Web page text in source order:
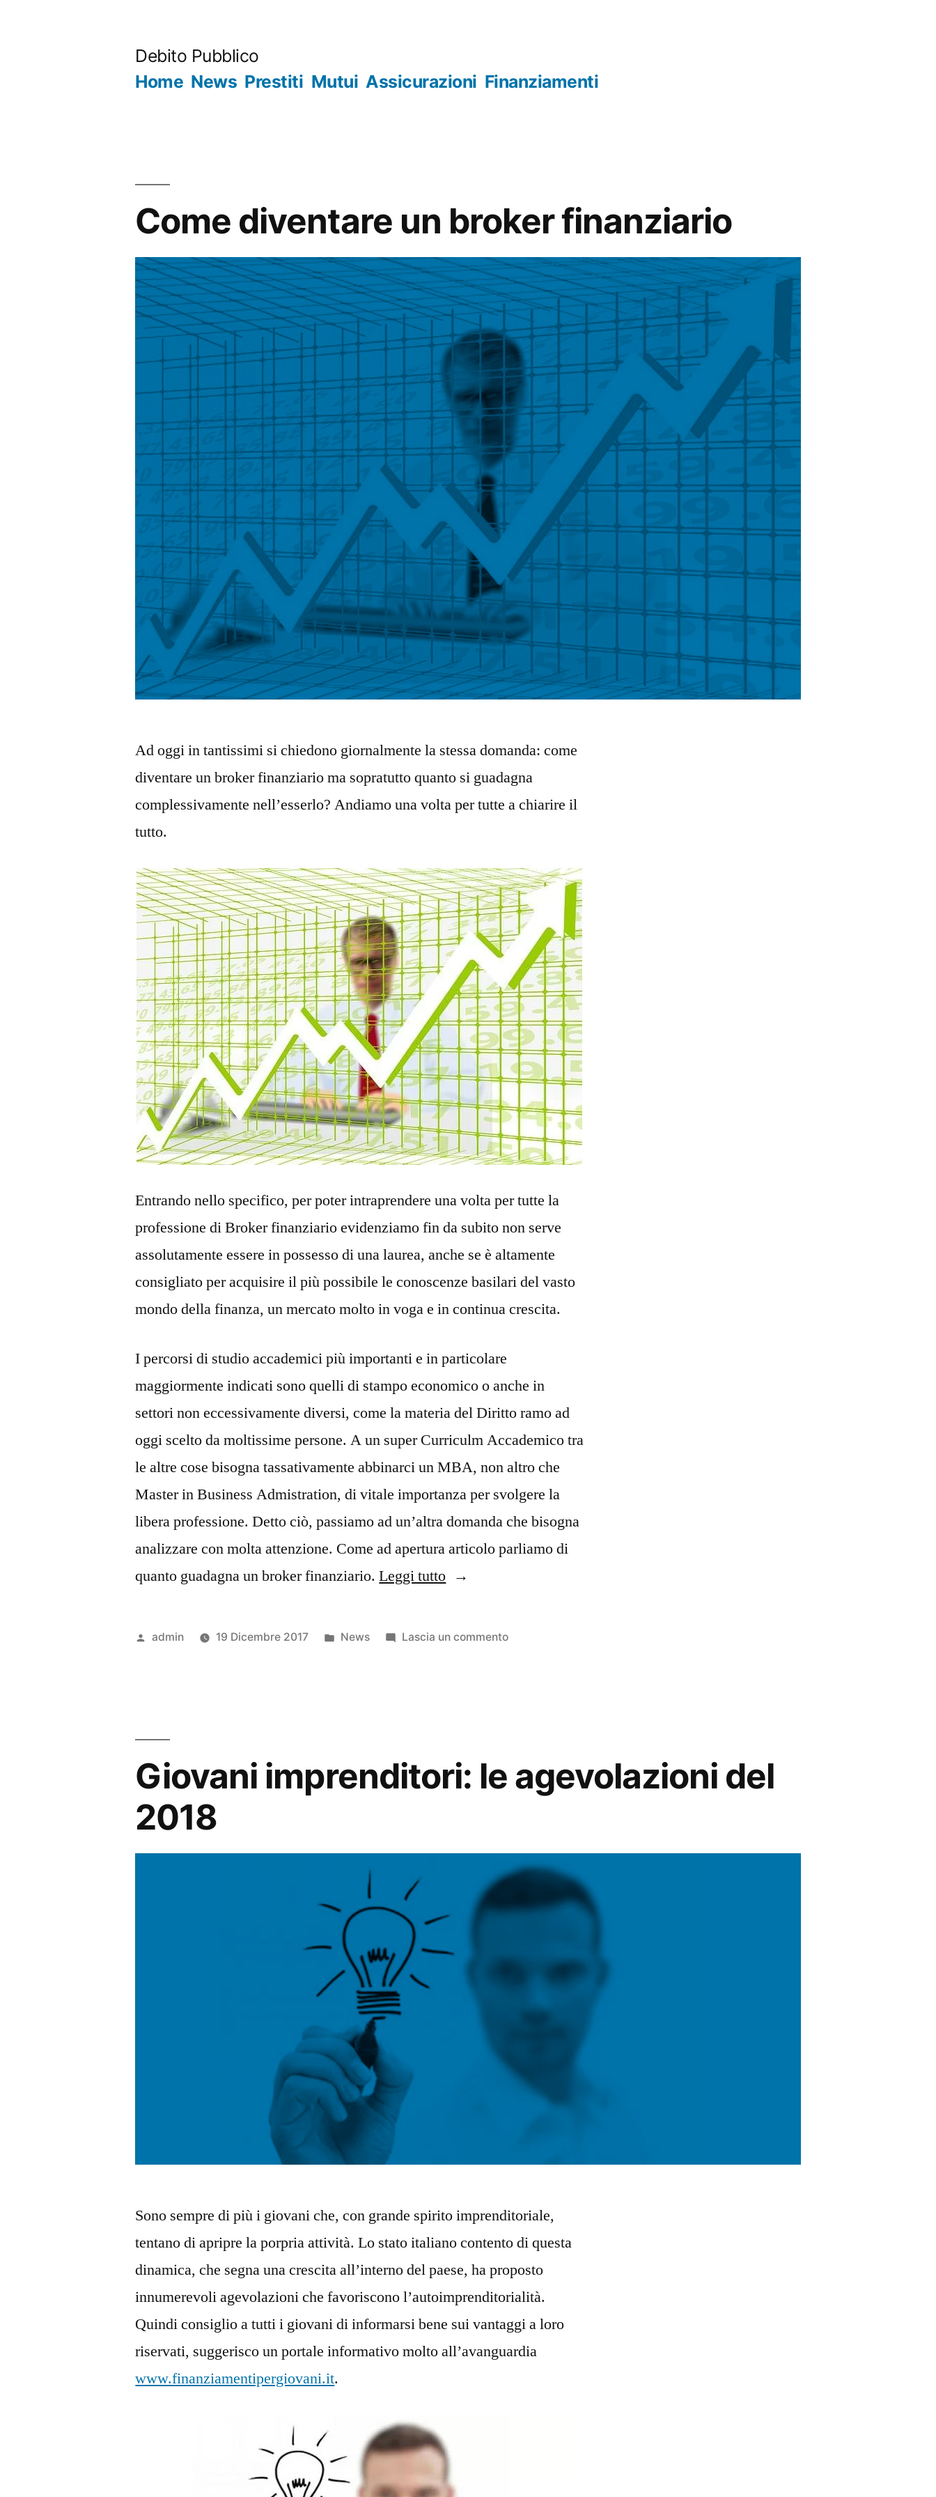
Debito Pubblico
Home News Prestiti Mutui Assicurazioni Finanziamenti
Come diventare un broker finanziario
Ad oggi in tantissimi si chiedono giornalmente la stessa domanda: come
diventare un broker finanziario ma sopratutto quanto si guadagna
complessivamente nell’esserlo? Andiamo una volta per tutte a chiarire il
tutto.
Entrando nello specifico, per poter intraprendere una volta per tutte la
professione di Broker finanziario evidenziamo fin da subito non serve
assolutamente essere in possesso di una laurea, anche se è altamente
consigliato per acquisire il più possibile le conoscenze basilari del vasto
mondo della finanza, un mercato molto in voga e in continua crescita.
I percorsi di studio accademici più importanti e in particolare
maggiormente indicati sono quelli di stampo economico o anche in
settori non eccessivamente diversi, come la materia del Diritto ramo ad
oggi scelto da moltissime persone. A un super Curriculm Accademico tra
le altre cose bisogna tassativamente abbinarci un MBA, non altro che
Master in Business Admistration, di vitale importanza per svolgere la
libera professione. Detto ciò, passiamo ad un’altra domanda che bisogna
analizzare con molta attenzione. Come ad apertura articolo parliamo di
quanto guadagna un broker finanziario.Leggi tutto“Come
un
Pubblicato
admin 19 Dicembre 2017
Pubblicato
News Lascia un commentosu
Giovani imprenditori: le agevolazioni del
2018
Sono sempre di più i giovani che, con grande spirito imprenditoriale,
tentano di apripre la porpria attività. Lo stato italiano contento di questa
dinamica, che segna una crescita all’interno del paese, ha proposto
innumerevoli agevolazioni che favoriscono l’autoimprenditorialità.
Quindi consiglio a tutti i giovani di informarsi bene sui vantaggi a loro
riservati, suggerisco un portale informativo molto all’avanguardia
www.finanziamentipergiovani.it.